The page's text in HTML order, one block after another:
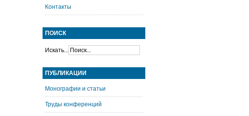
Контакты
ПОИСК
Искать...
ПУБЛИКАЦИИ
Монографии и статьи
Труды конференций